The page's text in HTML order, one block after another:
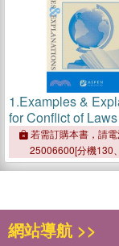
1.Examples &
for Conflict of Laws
若需訂購本書，請
25006600[分機130
網站導航 >>